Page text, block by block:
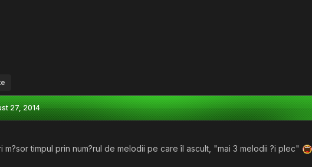
27, 2014
m?sor timpul prin num?rul de melodii pe care îl ascult, "mai 3 melodii ?i plec"